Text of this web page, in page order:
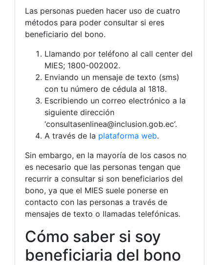
Las personas pueden hacer uso de cuatro
métodos para poder consultar si eres
beneficiario del bono.
Llamando por teléfono al call center del
MIES; 1800-002002.
Enviando un mensaje de texto (sms)
con tu número de cédula al 1818.
Escribiendo un correo electrónico a la
siguiente dirección
‘consultasenlinea@inclusion.gob.ec‘.
A través de la plataforma web.
Sin embargo, en la mayoría de los casos no
es necesario que las personas tengan que
recurrir a consultar si son beneficiarios del
bono, ya que el MIES suele ponerse en
contacto con las personas a través de
mensajes de texto o llamadas telefónicas.
Cómo saber si soy
beneficiaria del bono